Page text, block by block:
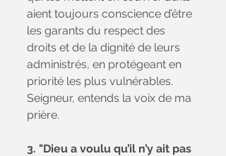
aient toujours conscience d’être
les garants du respect des
droits et de la dignité de leurs
administrés, en protégeant en
priorité les plus vulnérables.
Seigneur, entends la voix de ma
prière.
3. "Dieu a voulu qu’il n’y ait pas